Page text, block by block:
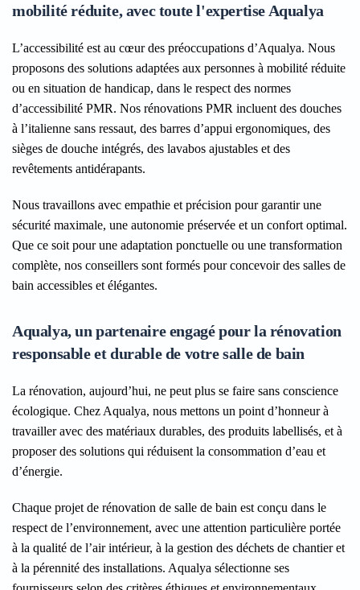
mobilité réduite, avec toute l'expertise Aqualya
L’accessibilité est au cœur des préoccupations d’Aqualya. Nous
proposons des solutions adaptées aux personnes à mobilité réduite
ou en situation de handicap, dans le respect des normes
d’accessibilité PMR. Nos rénovations PMR incluent des douches
à l’italienne sans ressaut, des barres d’appui ergonomiques, des
sièges de douche intégrés, des lavabos ajustables et des
revêtements antidérapants.
Nous travaillons avec empathie et précision pour garantir une
sécurité maximale, une autonomie préservée et un confort optimal.
Que ce soit pour une adaptation ponctuelle ou une transformation
complète, nos conseillers sont formés pour concevoir des salles de
bain accessibles et élégantes.
Aqualya, un partenaire engagé pour la rénovation
responsable et durable de votre salle de bain
La rénovation, aujourd’hui, ne peut plus se faire sans conscience
écologique. Chez Aqualya, nous mettons un point d’honneur à
travailler avec des matériaux durables, des produits labellisés, et à
proposer des solutions qui réduisent la consommation d’eau et
d’énergie.
Chaque projet de rénovation de salle de bain est conçu dans le
respect de l’environnement, avec une attention particulière portée
à la qualité de l’air intérieur, à la gestion des déchets de chantier et
à la pérennité des installations. Aqualya sélectionne ses